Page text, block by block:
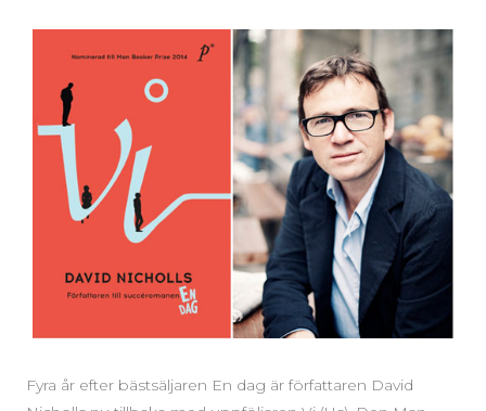
Fyra år efter bästsäljaren En dag är författaren David